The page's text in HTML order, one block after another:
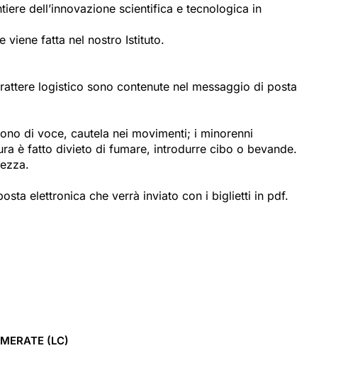
dell’innovazione scientifica e tecnologica in
viene fatta nel nostro Istituto.
logistico sono contenute nel messaggio di posta
di voce, cautela nei movimenti; i minorenni
è fatto divieto di fumare, introdurre cibo o bevande.
elettronica che verrà inviato con i biglietti in pdf.
MERATE (LC)